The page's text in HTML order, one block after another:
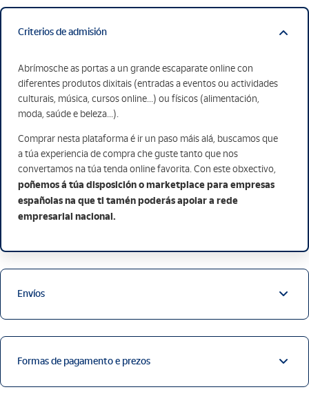
Criterios de admisión
Abrímosche as portas a un grande escaparate online con
diferentes produtos dixitais (entradas a eventos ou actividades
culturais, música, cursos online...) ou físicos (alimentación,
moda, saúde e beleza...).
Comprar nesta plataforma é ir un paso máis alá, buscamos que
a túa experiencia de compra che guste tanto que nos
convertamos na túa tenda online favorita. Con este obxectivo,
poñemos á túa disposición o marketplace para empresas
españolas na que ti tamén poderás apoiar a rede
empresarial nacional.
Envíos
Formas de pagamento e prezos